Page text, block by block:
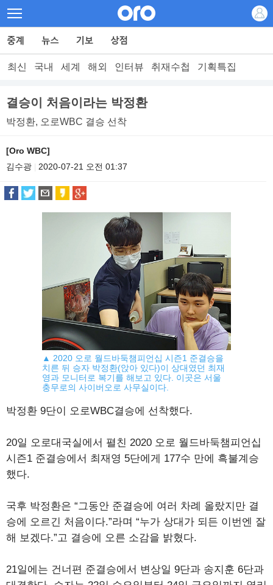
최신 국내 세계 해외 인터뷰 취재수첩 기획특집
결승이 처음이라는 박정환
박정환, 오로WBC 결승 선착
[Oro WBC]
김수광
2020-07-21 오전 01:37
▲ 2020 오로 월드바둑챔피언십 시즌1 준결승을
치른 뒤 승자 박정환(앉아 있다)이 상대였던 최재
영과 모니터로 복기를 해보고 있다. 이곳은 서울
충무로의 사이버오로 사무실이다.
박정환 9단이 오로WBC결승에 선착했다.
20일 오로대국실에서 펼친 2020 오로 월드바둑챔피언십
시즌1 준결승에서 최재영 5단에게 177수 만에 흑불계승
했다.
국후 박정환은 “그동안 준결승에 여러 차례 올랐지만 결
승에 오르긴 처음이다.”라며 “누가 상대가 되든 이번엔 잘
해 보겠다.”고 결승에 오른 소감을 밝혔다.
21일에는 건너편 준결승에서 변상일 9단과 송지훈 6단과